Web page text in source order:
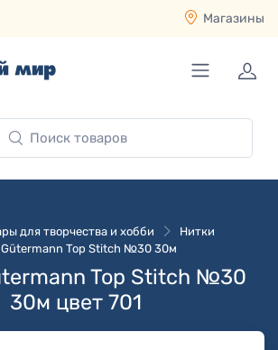
Магазины
для творчества и хобби
Нитки
Gütermann Top Stitch №30 30м
Top Stitch №30
30м цвет 701